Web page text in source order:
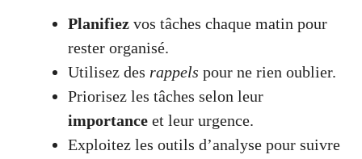
Planifiez vos tâches chaque matin pour
rester organisé.
Utilisez des rappels pour ne rien oublier.
Priorisez les tâches selon leur
importance et leur urgence.
Exploitez les outils d’analyse pour suivre